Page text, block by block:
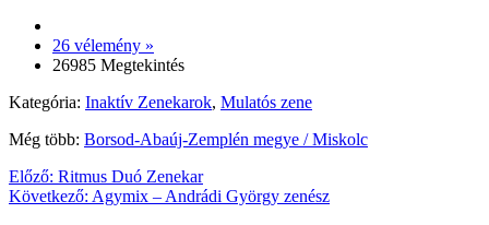
26 vélemény »
26985 Megtekintés
Kategória: Inaktív Zenekarok, Mulatós zene
Még több: Borsod-Abaúj-Zemplén megye / Miskolc
Előző: Ritmus Duó Zenekar
Következő: Agymix – Andrádi György zenész